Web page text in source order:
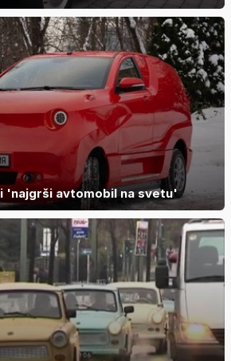
'najgrši avtomobil na svetu'